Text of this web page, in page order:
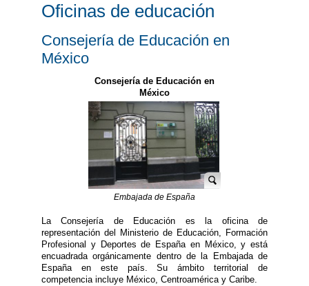
Oficinas de educación
Consejería de Educación en
México
Consejería de Educación en
México
Embajada de España
La Consejería de Educación es la oficina de
representación del Ministerio de Educación, Formación
Profesional y Deportes de España en México, y está
encuadrada orgánicamente dentro de la Embajada de
España en este país. Su ámbito territorial de
competencia incluye México, Centroamérica y Caribe.